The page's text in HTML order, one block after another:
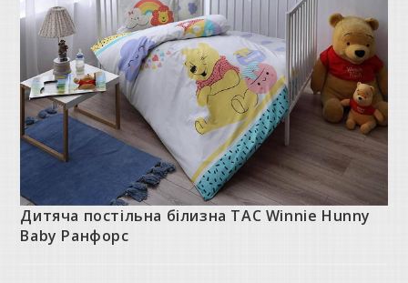
Дитяча постільна білизна ТАС Winnie Hunny
Baby Ранфорс